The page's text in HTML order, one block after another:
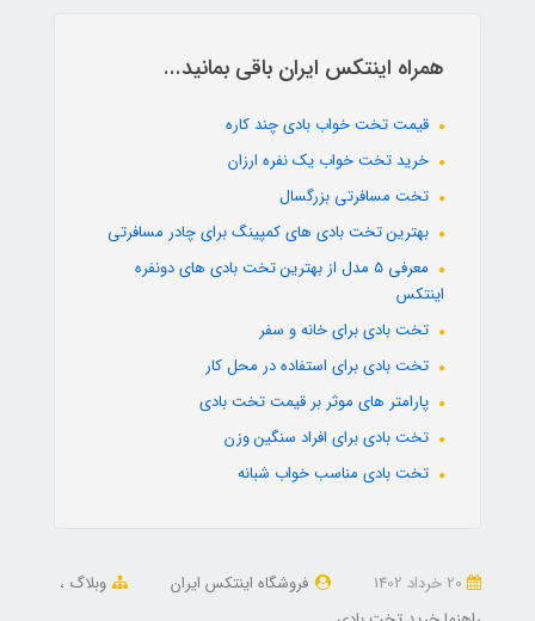
همراه اینتکس ایران باقی بمانید...
قیمت تخت خواب بادی چند کاره
خرید تخت خواب یک نفره ارزان
تخت مسافرتی بزرگسال
بهترین تخت بادی های کمپینگ برای چادر مسافرتی
معرفی 5 مدل از بهترین تخت بادی های دونفره
اینتکس
تخت بادی برای خانه و سفر
تخت بادی برای استفاده در محل کار
پارامتر های موثر بر قیمت تخت بادی
تخت بادی برای افراد سنگین وزن
تخت بادی مناسب خواب شبانه
فروشگاه اینتکس ایران
وبلاگ